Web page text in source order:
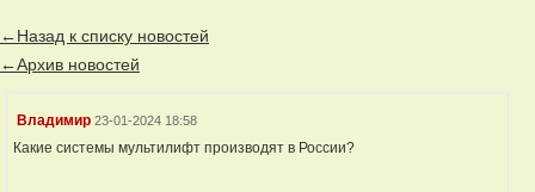
←Назад к списку новостей
←Архив новостей
Владимир 23-01-2024 18:58
Какие системы мультилифт производят в России?